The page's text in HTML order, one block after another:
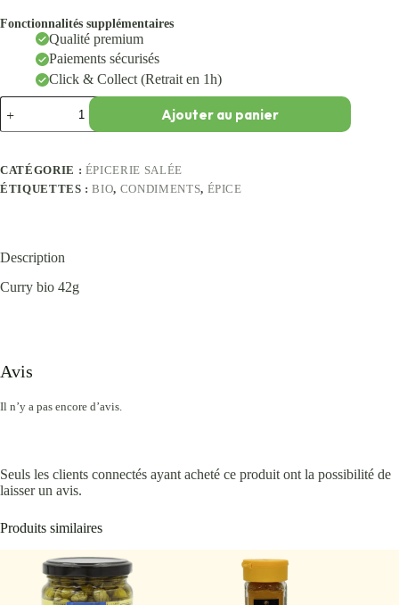
Fonctionnalités supplémentaires
Qualité premium
Paiements sécurisés
Click & Collect (Retrait en 1h)
Ajouter au panier
CATÉGORIE : ÉPICERIE SALÉE
ÉTIQUETTES :BIO, CONDIMENTS, ÉPICE
Description
Curry bio 42g
Avis
Il n’y a pas encore d’avis.
Seuls les clients connectés ayant acheté ce produit ont la possibilité de
laisser un avis.
Produits similaires